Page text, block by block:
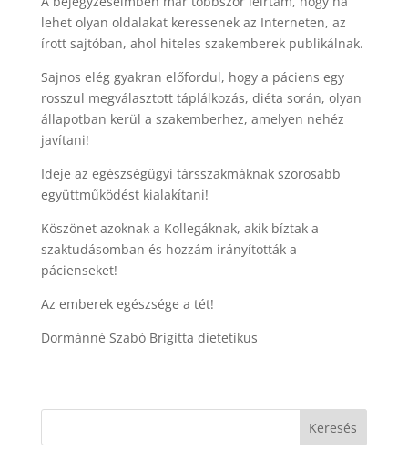
lehet olyan oldalakat keressenek az Interneten, az
írott sajtóban, ahol hiteles szakemberek publikálnak.
Sajnos elég gyakran előfordul, hogy a páciens egy
rosszul megválasztott táplálkozás, diéta során, olyan
állapotban kerül a szakemberhez, amelyen nehéz
javítani!
Ideje az egészségügyi társszakmáknak szorosabb
együttműködést kialakítani!
Köszönet azoknak a Kollegáknak, akik bíztak a
szaktudásomban és hozzám irányították a
pácienseket!
Az emberek egészsége a tét!
Dormánné Szabó Brigitta dietetikus